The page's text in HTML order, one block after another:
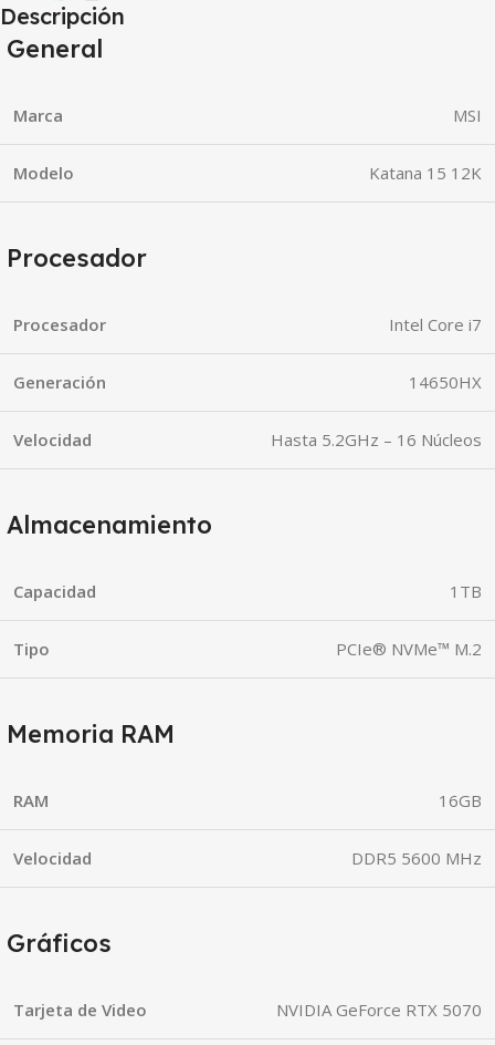
Descripción
General
Marca MSI
Modelo Katana 15 12K
Procesador
Procesador Intel Core i7
Generación 14650HX
Velocidad Hasta 5.2GHz – 16 Núcleos
Almacenamiento
Capacidad 1TB
Tipo PCIe® NVMe™ M.2
Memoria RAM
RAM 16GB
Velocidad DDR5 5600 MHz
Gráficos
Tarjeta de Video NVIDIA GeForce RTX 5070